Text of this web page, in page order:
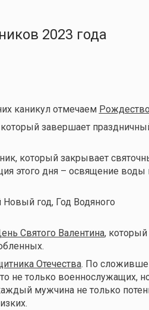
2023 года
каникул отмечаем
завершает
который закрывает
этого дня – освящение воды
Новый год, Год Водяного
Святого Валентина, который
Отечества. По
не только военнослужащих,
мужчина не только